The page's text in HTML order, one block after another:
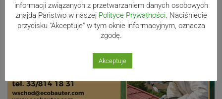
informacji związanych z przetwarzaniem danych osobowych
znajdą Państwo w naszej Polityce Prywatności. Naciśniecie
przycisku "Akceptuje" w tym oknie informacyjnym, oznacza
zgodę.
Akceptuje